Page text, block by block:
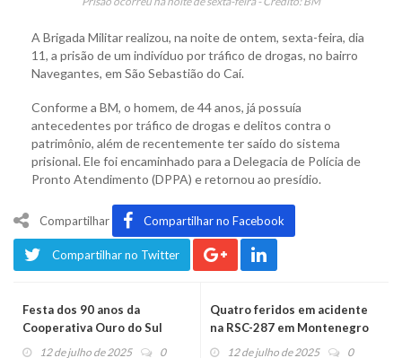
A Brigada Militar realizou, na noite de ontem, sexta-feira, dia
11, a prisão de um indivíduo por tráfico de drogas, no bairro
Navegantes, em São Sebastião do Caí.
Conforme a BM, o homem, de 44 anos, já possuía
antecedentes por tráfico de drogas e delitos contra o
patrimônio, além de recentemente ter saído do sistema
prisional. Ele foi encaminhado para a Delegacia de Polícia de
Pronto Atendimento (DPPA) e retornou ao presídio.
Compartilhar Compartilhar no Facebook
Compartilhar no Twitter
Festa dos 90 anos da
Cooperativa Ouro do Sul
ocorre neste domingo
12 de julho de 2025 0
Quatro feridos em acidente
na RSC-287 em Montenegro
12 de julho de 2025 0